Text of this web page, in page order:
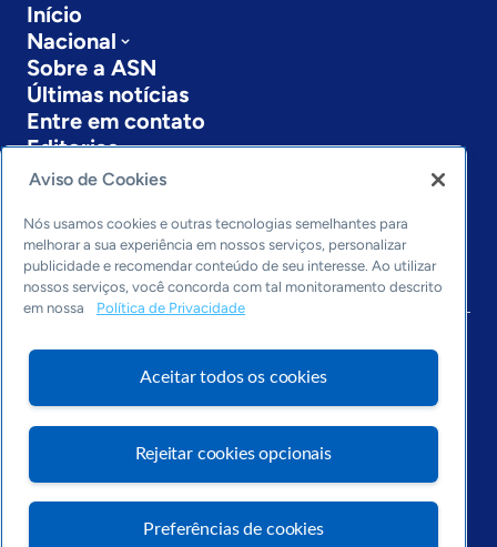
Início
Nacional
Sobre a ASN
Últimas notícias
Entre em contato
Editorias
Economia & Política
Inovação & Tecnologia
Cultura empreendedora
Dados
Arquivo
Aviso de Cookies
Nós usamos cookies e outras tecnologias semelhantes para
melhorar a sua experiência em nossos serviços, personalizar
publicidade e recomendar conteúdo de seu interesse. Ao utilizar
nossos serviços, você concorda com tal monitoramento descrito
em nossa
Política de Privacidade
Aceitar todos os cookies
Rejeitar cookies opcionais
Preferências de cookies